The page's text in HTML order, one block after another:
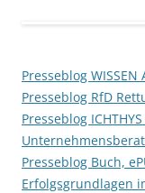
Presseblog
Presseblog RfD
Presseblog
Presseblog Buch,
Erfolgsgrundlagen